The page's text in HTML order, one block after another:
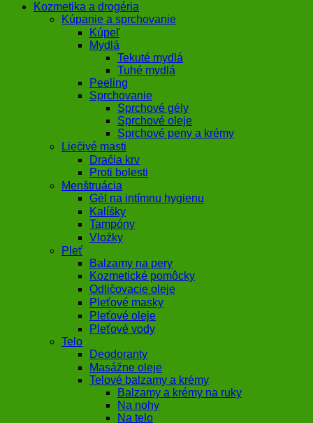
Kozmetika a drogéria
Kúpanie a sprchovanie
Kúpeľ
Mydlá
Tekuté mydlá
Tuhé mydlá
Peeling
Sprchovanie
Sprchové gély
Sprchové oleje
Sprchové peny a krémy
Liečivé masti
Dračia krv
Proti bolesti
Menštruácia
Gél na intímnu hygienu
Kalíšky
Tampóny
Vložky
Pleť
Balzamy na pery
Kozmetické pomôcky
Odličovacie oleje
Pleťové masky
Pleťové oleje
Pleťové vody
Telo
Deodoranty
Masážne oleje
Telové balzamy a krémy
Balzamy a krémy na ruky
Na nohy
Na telo